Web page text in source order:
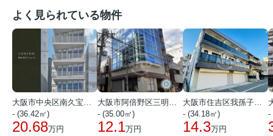
よく見られている物件
大阪市中央区南久宝寺町１丁目
- (36.42㎡)
20.68万円
大阪市阿倍野区三明町１丁目
- (35.00㎡)
12.1万円
大阪市住吉区我孫子西２丁目
- (34.18㎡)
14.3万円
-